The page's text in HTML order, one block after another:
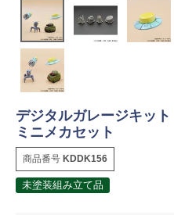
デジタルガレージキッ
ミニメカセット
商品番号 KDDK156
未塗装組み立て品